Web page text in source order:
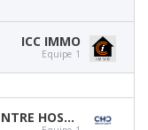
ICC IMMO
Equipe 1
CENTRE HOSPITALIER CHRÉTIEN